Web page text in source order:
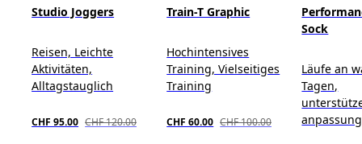
Studio Joggers
Reisen, Leichte
Aktivitäten,
Alltagstauglich
CHF 95.00 CHF 120.00
Train-T Graphic
Hochintensives
Training, Vielseitiges
Training
CHF 60.00 CHF 100.00
Sock
Läufe an
Tagen,